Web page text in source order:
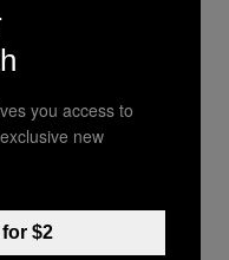
you access to
new
$2